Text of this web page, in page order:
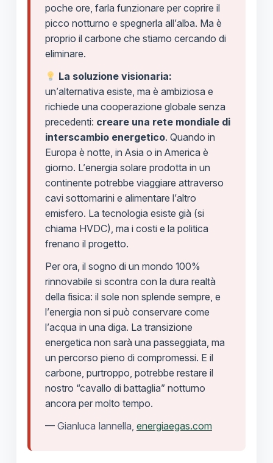
poche ore, farla funzionare per coprire il
picco notturno e spegnerla all’alba. Ma è
proprio il carbone che stiamo cercando di
eliminare.
La soluzione visionaria:
un’alternativa esiste, ma è ambiziosa e
richiede una cooperazione globale senza
precedenti: creare una rete mondiale di
interscambio energetico. Quando in
Europa è notte, in Asia o in America è
giorno. L’energia solare prodotta in un
continente potrebbe viaggiare attraverso
cavi sottomarini e alimentare l’altro
emisfero. La tecnologia esiste già (si
chiama HVDC), ma i costi e la politica
frenano il progetto.
Per ora, il sogno di un mondo 100%
rinnovabile si scontra con la dura realtà
della fisica: il sole non splende sempre, e
l’energia non si può conservare come
l’acqua in una diga. La transizione
energetica non sarà una passeggiata, ma
un percorso pieno di compromessi. E il
carbone, purtroppo, potrebbe restare il
nostro “cavallo di battaglia” notturno
ancora per molto tempo.
— Gianluca Iannella, energiaegas.com